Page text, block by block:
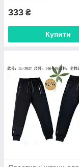
333 ₴
Купити